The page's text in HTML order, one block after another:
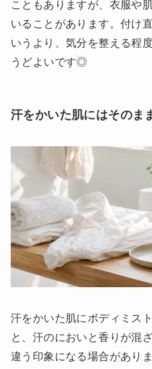
こともありますが、衣服や
いることがあります。付け
いうより、気分を整える程
うどよいです◎
汗をかいた肌にはそのま
汗をかいた肌にボディミス
と、汗のにおいと香りが混
違う印象になる場合があり